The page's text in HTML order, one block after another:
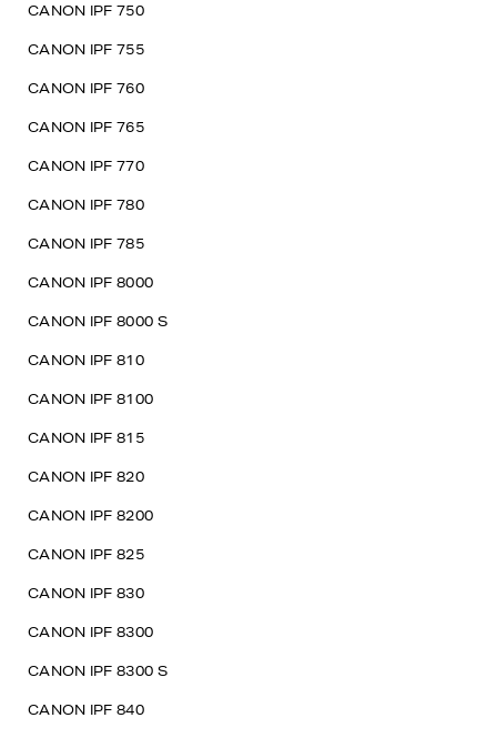
CANON IPF 750
CANON IPF 755
CANON IPF 760
CANON IPF 765
CANON IPF 770
CANON IPF 780
CANON IPF 785
CANON IPF 8000
CANON IPF 8000 S
CANON IPF 810
CANON IPF 8100
CANON IPF 815
CANON IPF 820
CANON IPF 8200
CANON IPF 825
CANON IPF 830
CANON IPF 8300
CANON IPF 8300 S
CANON IPF 840